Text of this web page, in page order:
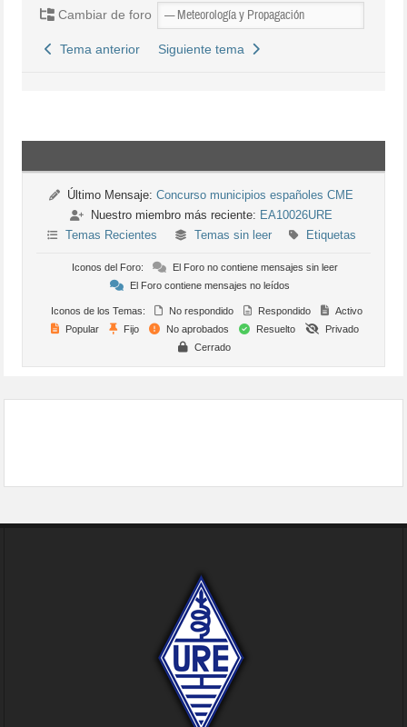
Cambiar de foro
Tema anterior Siguiente tema
Último Mensaje: Concurso municipios españoles CME
Nuestro miembro más reciente: EA10026URE
Temas Recientes
Temas sin leer Etiquetas
Iconos del Foro:
El Foro no contiene mensajes sin leer
El Foro contiene mensajes no leídos
Iconos de los Temas: No respondido Respondido
Activo
Popular
Fijo No aprobados Resuelto
Privado
Cerrado